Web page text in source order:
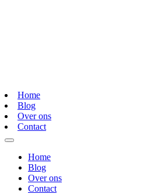
Home
Blog
Over ons
Contact
Home
Blog
Over ons
Contact